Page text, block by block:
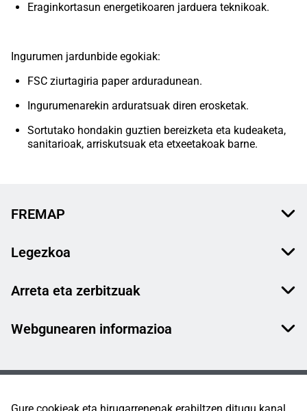
Eraginkortasun energetikoaren jarduera teknikoak.
Ingurumen jardunbide egokiak:
FSC ziurtagiria paper arduradunean.
Ingurumenarekin arduratsuak diren erosketak.
Sortutako hondakin guztien bereizketa eta kudeaketa,
sanitarioak, arriskutsuak eta etxeetakoak barne.
FREMAP
Legezkoa
Arreta eta zerbitzuak
Webgunearen informazioa